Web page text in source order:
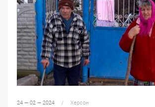
24 — 02 — 2024 / Херсон